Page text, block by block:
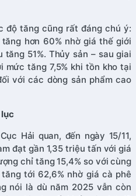
độ tăng cũng rất đáng chú ý:
hơn 60% nhờ giá thế giới
51%. Thủy sản – sau giai
mức tăng 7,5% khi tồn kho tại
với các dòng sản phẩm cao
Hải quan, đến ngày 15/11,
đạt gần 1,35 triệu tấn với giá
chỉ tăng 15,4% so với cùng
tới 62,6% nhờ giá cà phê
nói là dù năm 2025 vẫn còn